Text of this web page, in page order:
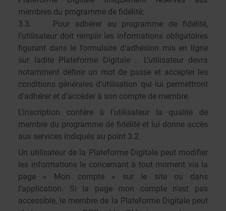
membres du programme de fidélité;
3.3. Pour adhérer au programme de fidélité,
l’utilisateur doit remplir les informations obligatoires
figurant dans le formulaire d’adhésion mis en ligne
sur ladite Plateforme Digitale .. L’utilisateur devra
notamment définir un mot de passe et accepter les
conditions générales d’utilisation qui lui permettront
d’adhérer et d’accéder à son compte de membre.
L’inscription confère à l’utilisateur la qualité de
membre du programme de fidélité et lui donne accès
aux services indiqués au point 3.2.
Un utilisateur de la Plateforme Digitale peut modifier
les informations le concernant à tout moment via la
page « Mon compte » sur le site ou dans
l’application. Si la page mon compte n’est pas
accessible, le membre de la Plateforme Digitale peut